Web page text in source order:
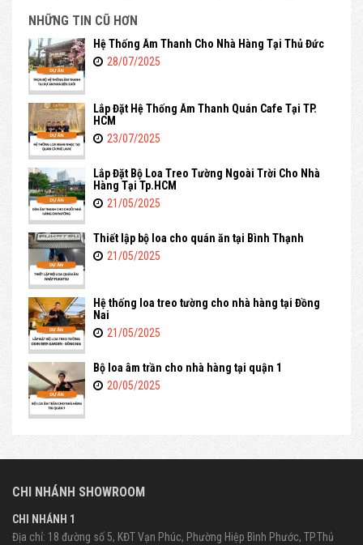
NHỮNG TIN CŨ HƠN
Hệ Thống Âm Thanh Cho Nhà Hàng Tại Thủ Đức
28/07/2025
Lắp Đặt Hệ Thống Âm Thanh Quán Cafe Tại TP.
HCM
23/07/2025
Lắp Đặt Bộ Loa Treo Tường Ngoài Trời Cho Nhà
Hàng Tại Tp.HCM
21/05/2025
Thiết lập bộ loa cho quán ăn tại Bình Thạnh
21/05/2025
Hệ thống loa treo tường cho nhà hàng tại Đồng
Nai
21/05/2025
Bộ loa âm trần cho nhà hàng tại quận 1
20/05/2025
CHI NHÁNH SHOWROOM
CHI NHÁNH 1
Địa chỉ: 18 đường số 5, KĐT Vạn Phúc, Phường Hiệp Bình Phước, TP.Thủ